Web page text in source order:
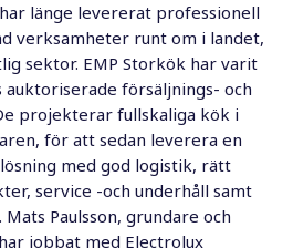
länge levererat professionell
verksamheter runt om i landet,
sektor. EMP Storkök har varit
auktoriserade försäljnings- och
projekterar fullskaliga kök i
för att sedan leverera en
med god logistik, rätt
service -och underhåll samt
Paulsson, grundare och
jobbat med Electrolux